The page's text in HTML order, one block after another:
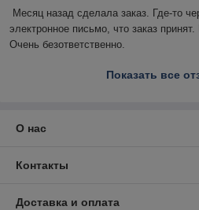
Месяц назад сделала заказ. Где-то
электронное письмо, что заказ
Очень безответственно.
Показать все
О нас
Контакты
Доставка и оплата